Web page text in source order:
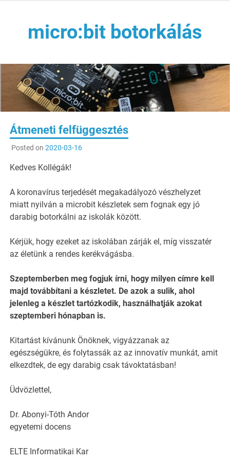
micro:bit botorkálás
és Málna PC támogatásával
Átmeneti felfüggesztés
Posted on 2020-03-16
Kedves Kollégák!
A koronavírus terjedését megakadályozó vészhelyzet
miatt nyilván a microbit készletek sem fognak egy jó
darabig botorkálni az iskolák között.
Kérjük, hogy ezeket az iskolában zárják el, míg visszatér
az életünk a rendes kerékvágásba.
Szeptemberben meg fogjuk írni, hogy milyen címre kell
majd továbbítani a készletet. De azok a sulik, ahol
jelenleg a készlet tartózkodik, használhatják azokat
szeptemberi hónapban is.
Kitartást kívánunk Önöknek, vigyázzanak az
egészségükre, és folytassák az az innovatív munkát, amit
elkezdtek, de egy darabig csak távoktatásban!
Üdvözlettel,
Dr. Abonyi-Tóth Andor
egyetemi docens
ELTE Informatikai Kar